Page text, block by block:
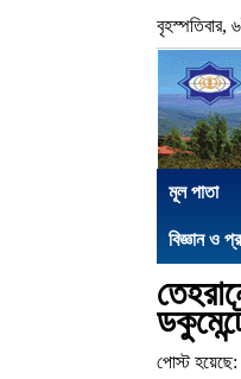
বৃহস্পতিবার,
মূল পাতা
বিজ্ঞান ও
পোস্ট হয়েছে: